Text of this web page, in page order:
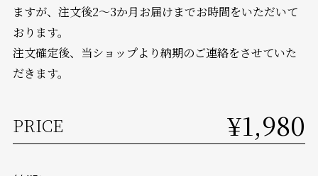
ますが、注文後2～3か月お届けまでお時間をいただいて
おります。
注文確定後、当ショップより納期のご連絡をさせていた
だきます。
PRICE ¥1,980